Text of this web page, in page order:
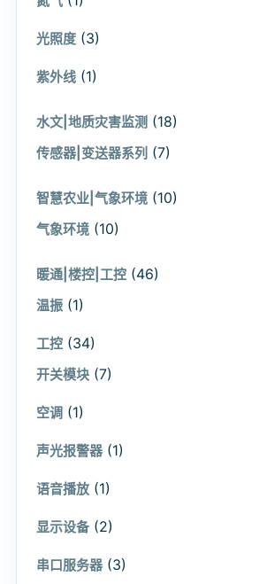
光照度 (3)
紫外线 (1)
水文|地质灾害监测 (18)
传感器|变送器系列 (7)
智慧农业|气象环境 (10)
气象环境 (10)
暖通|楼控|工控 (46)
温振 (1)
工控 (34)
开关模块 (7)
空调 (1)
声光报警器 (1)
语音播放 (1)
显示设备 (2)
串口服务器 (3)